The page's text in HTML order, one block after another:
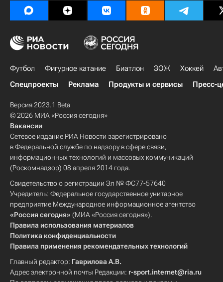
Футбол Фигурное катание Биатлон ЗОЖ Хоккей
Спецпроекты
Реклама Продукты и сервисы Пресс-
Версия 2023.1 Beta
© 2026 МИА «Россия сегодня»
Вакансии
Сетевое издание РИА Новости зарегистрировано
в Федеральной службе по надзору в сфере связи,
информационных технологий и массовых коммуникаций
(Роскомнадзор) 08 апреля 2014 года.
Свидетельство о регистрации Эл № ФС77-57640
Учредитель: Федеральное государственное унитарное
предприятие Международное информационное агентство
«Россия сегодня» (МИА «Россия сегодня»).
Правила использования материалов
Политика конфиденциальности
Правила применения рекомендательных технологий
Главный редактор: Гаврилова А.В.
Адрес электронной почты Редакции: r-sport.internet@ria.ru